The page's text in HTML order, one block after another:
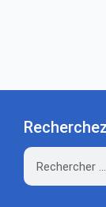
Rechercher